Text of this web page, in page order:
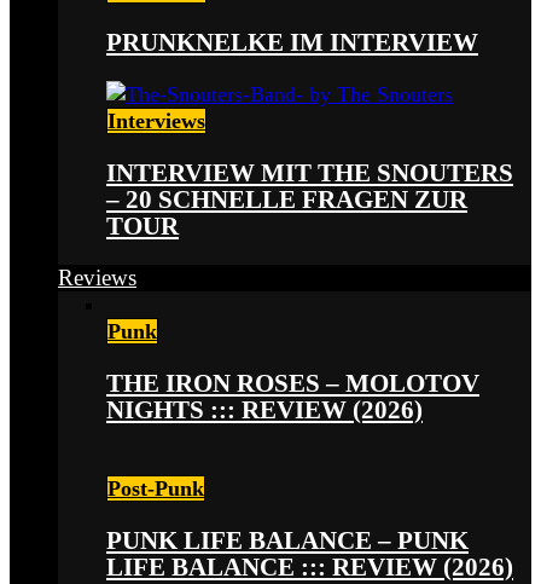
PRUNKNELKE IM INTERVIEW
Interviews
INTERVIEW MIT THE SNOUTERS
– 20 SCHNELLE FRAGEN ZUR
TOUR
Reviews
Punk
THE IRON ROSES – MOLOTOV
NIGHTS ::: REVIEW (2026)
Post-Punk
PUNK LIFE BALANCE – PUNK
LIFE BALANCE ::: REVIEW (2026)